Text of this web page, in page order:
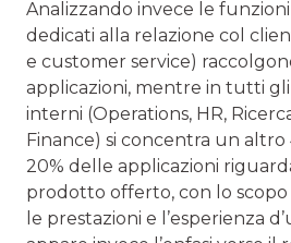
Analizzando invece le funzioni
dedicati alla relazione col
e customer service)
applicazioni, mentre in tutti gli
interni (Operations, HR,
Finance) si concentra un
20% delle applicazioni
prodotto offerto, con lo
le prestazioni e l’esperienza